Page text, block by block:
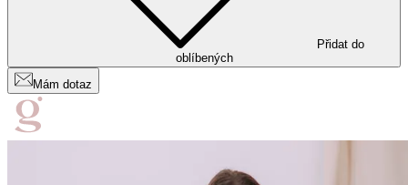
Přidat do
oblíbených
Mám dotaz